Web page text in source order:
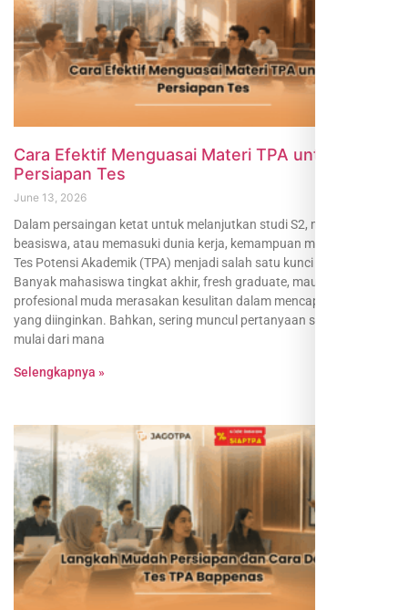
Cara Efektif Menguasai Materi TPA untuk
Persiapan Tes
June 13, 2026
Dalam persaingan ketat untuk melanjutkan studi S2, mendapatkan
beasiswa, atau memasuki dunia kerja, kemampuan menghadapi
Tes Potensi Akademik (TPA) menjadi salah satu kunci utama.
Banyak mahasiswa tingkat akhir, fresh graduate, maupun
profesional muda merasakan kesulitan dalam mencapai skor TPA
yang diinginkan. Bahkan, sering muncul pertanyaan seperti “Harus
mulai dari mana
Selengkapnya »